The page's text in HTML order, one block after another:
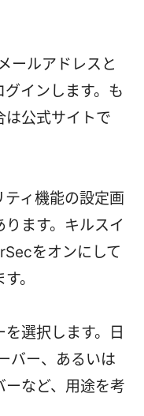
ールアドレスと
インします。も
は公式サイトで
ィ機能の設定画
ます。キルスイ
をオンにして
。
選択します。日
バー、あるいは
など、用途を考